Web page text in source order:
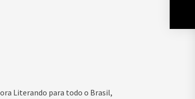
Literando para todo o Brasil,